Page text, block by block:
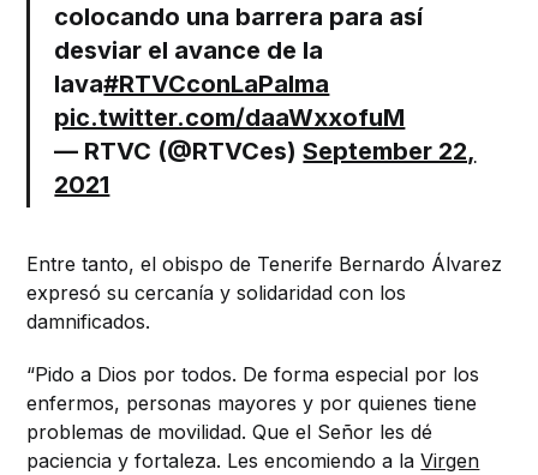
colocando una barrera para así
desviar el avance de la
lava#RTVCconLaPalma
pic.twitter.com/daaWxxofuM
— RTVC (@RTVCes)September 22,
2021
Entre tanto, el obispo de Tenerife Bernardo Álvarez
expresó su cercanía y solidaridad con los
damnificados.
“Pido a Dios por todos. De forma especial por los
enfermos, personas mayores y por quienes tiene
problemas de movilidad. Que el Señor les dé
paciencia y fortaleza. Les encomiendo a laVirgen